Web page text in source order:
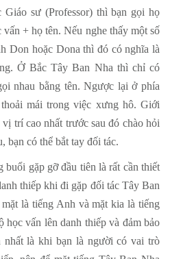
sư (Professor) thì bạn gọi họ
vấn + họ tên. Nếu nghe thấy một số
Don hoặc Dona thì đó có nghĩa là
Ở Bắc Tây Ban Nha thì chỉ có
nhau bằng tên. Ngược lại ở phía
mái trong việc xưng hô. Giới
trí cao nhất trước sau đó chào hỏi
có thể bắt tay đối tác.
buổi gặp gỡ đầu tiên là rất cần thiết
thiếp khi đi gặp đối tác Tây Ban
là tiếng Anh và mặt kia là tiếng
vấn lên danh thiếp và đảm bảo
nhất là khi bạn là người có vai trò